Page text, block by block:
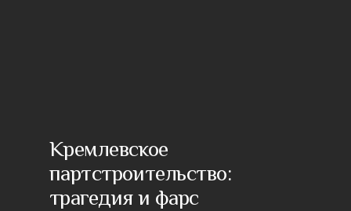
Кремлевское
партстроительство:
трагедия и фарс